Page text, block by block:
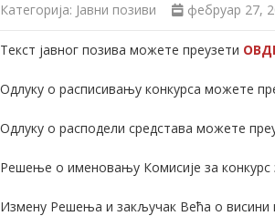
Категорија: Јавни позиви фебруар 27,
Текст јавног позива можете преузети
Одлуку о расписивању конкурса можете
Одлуку о расподели средстава можете
Решење о именовању Комисије за конкурс
Измену Решења и закључак Већа о висини